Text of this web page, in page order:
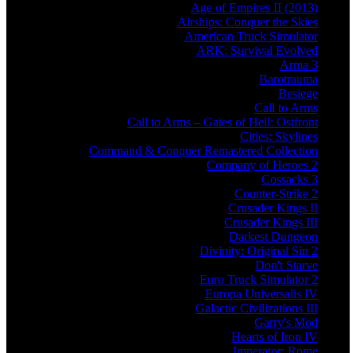
Age of Empires II (2013)
Airships: Conquer the Skies
American Truck Simulator
ARK: Survival Evolved
Arma 3
Barotrauma
Besiege
Call to Arms
Call to Arms – Gates of Hell: Ostfront
Cities: Skylines
Command & Conquer Remastered Collection
Company of Heroes 2
Cossacks 3
Counter-Strike 2
Crusader Kings II
Crusader Kings III
Darkest Dungeon
Divinity: Original Sin 2
Don't Starve
Euro Truck Simulator 2
Europa Universalis IV
Galactic Civilizations III
Garry's Mod
Hearts of Iron IV